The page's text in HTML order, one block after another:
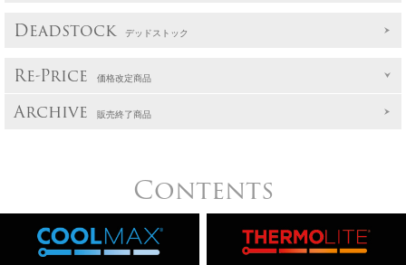
Deadstock デッドストック
Re-Price 価格改定商品
Archive 販売終了商品
Contents